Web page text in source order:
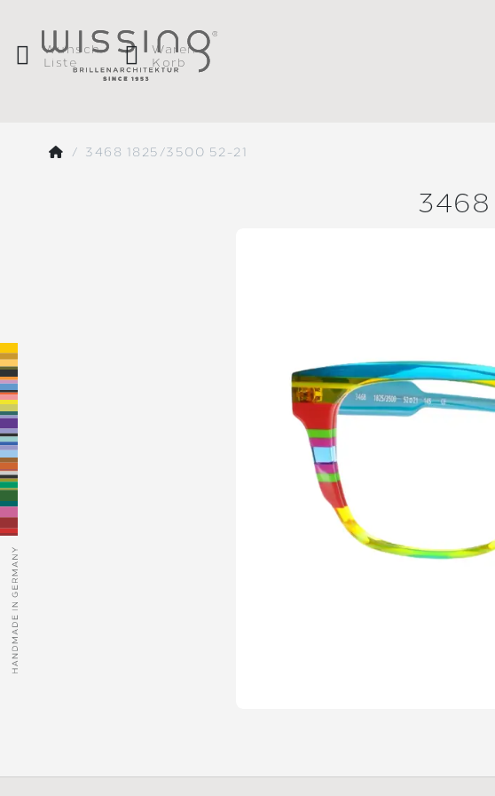
Wunsch
Liste
Waren
Korb
3468 1825/3500 52-21
3468